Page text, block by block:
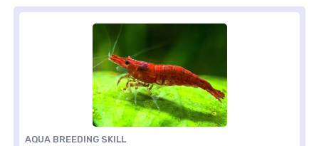
AQUA BREEDING SKILL